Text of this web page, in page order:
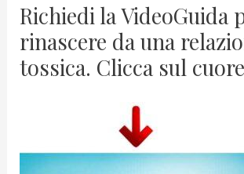
Richiedi la VideoGuida
rinascere da una
tossica. Clicca sul